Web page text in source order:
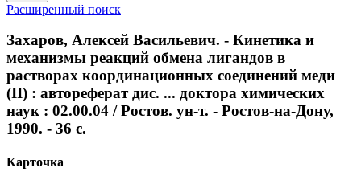
Расширенный поиск
Захаров, Алексей Васильевич. - Кинетика и
механизмы реакций обмена лигандов в
растворах координационных соединений меди
(II) : автореферат дис. ... доктора химических
наук : 02.00.04 / Ростов. ун-т. - Ростов-на-Дону,
1990. - 36 с.
Карточка